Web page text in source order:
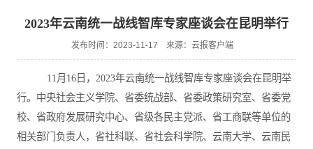
2023年云南统一战线智库专家座谈会在昆明举行
发布时间：2023-11-17 来源：云报客户端
11 月 16日， 2023年云南统一战线智库专家座谈会在昆明举
行。 中央社会主义学院、省委统战部、省委政策研究室、 省委党
校、省政府发展研究中心、省级各民主党派、省工商联等单位的
相关部门负责人 ，省社科联、省社会科学院、云南大学、 云南民